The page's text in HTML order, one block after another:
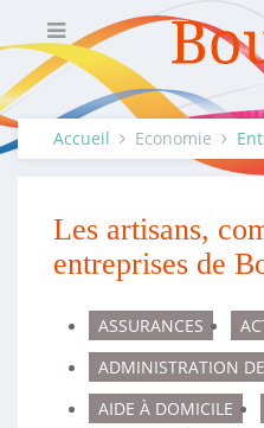
Accueil Economie
Les artisans,
entreprises de
ASSURANCES
ADMINISTRATION
AIDE À DOMICILE